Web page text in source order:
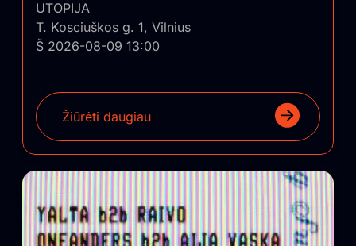
UTOPIJA
T. Kosciuškos g. 1, Vilnius
Š 2026-08-09 13:00
Žiūrėti daugiau